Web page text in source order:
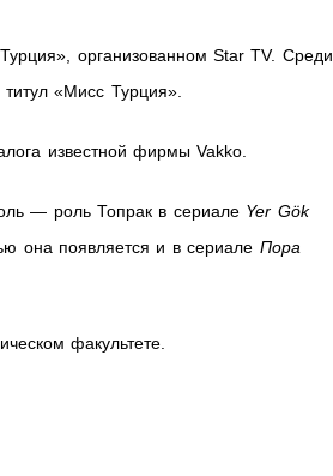
организованном Star TV. Среди
«Мисс Турция».
известной фирмы Vakko.
— роль Топрак в сериале Yer Gök
она появляется и в сериале Пора
факультете.